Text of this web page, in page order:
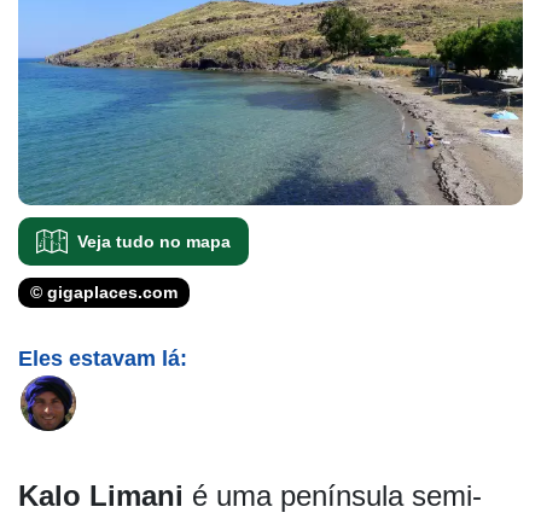
Veja tudo no mapa
© gigaplaces.com
Eles estavam lá:
Kalo Limani é uma península semi-